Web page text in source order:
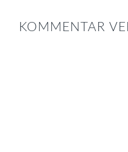
KOMMENTAR